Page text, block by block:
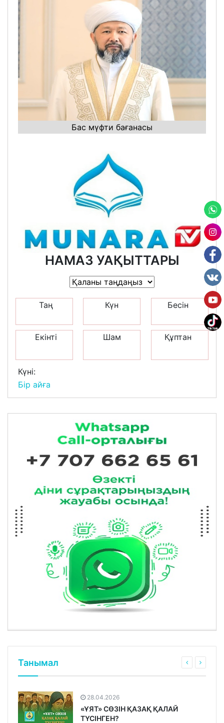
Бас мүфти бағанасы
НАМАЗ УАҚЫТТАРЫ
Таң Күн Бесін
Екінті Шам Құптан
Күні:
Бір айға
Танымал
28.04.2026
«ҰЯТ» СӨЗІН ҚАЗАҚ ҚАЛАЙ
ТҮСІНГЕН?